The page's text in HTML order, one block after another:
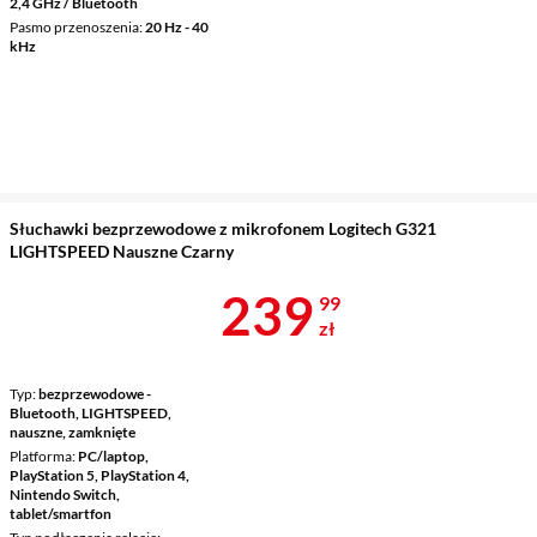
Pasmo przenoszenia 20 Hz - 40
kHz
Słuchawki bezprzewodowe z mikrofonem Logitech G321
LIGHTSPEED Nauszne Czarny
Typ bezprzewodowe -
Bluetooth, LIGHTSPEED,
nauszne, zamknięte
Platforma PC/laptop,
PlayStation 5, PlayStation 4,
Nintendo Switch,
tablet/smartfon
Cena 239,99
239 99
zł